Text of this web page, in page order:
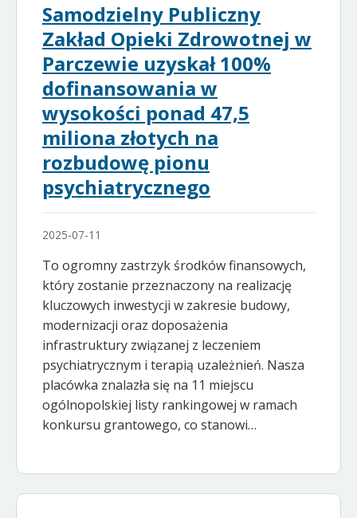
Samodzielny Publiczny
Zakład Opieki Zdrowotnej w
Parczewie uzyskał 100%
dofinansowania w
wysokości ponad 47,5
miliona złotych na
rozbudowę pionu
psychiatrycznego
2025-07-11
To ogromny zastrzyk środków finansowych,
który zostanie przeznaczony na realizację
kluczowych inwestycji w zakresie budowy,
modernizacji oraz doposażenia
infrastruktury związanej z leczeniem
psychiatrycznym i terapią uzależnień. Nasza
placówka znalazła się na 11 miejscu
ogólnopolskiej listy rankingowej w ramach
konkursu grantowego, co stanowi…